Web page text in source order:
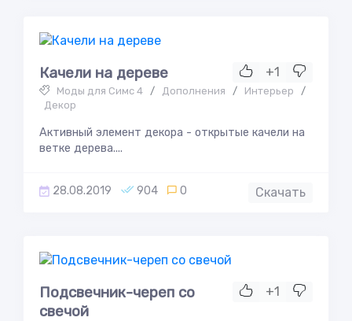
+1
Качели на дереве
Моды для Симс 4 / Дополнения / Интерьер
/
Декор
Активный элемент декора - открытые качели на
ветке дерева....
28.08.2019 904 0 Скачать
+1
Подсвечник-череп со
свечой